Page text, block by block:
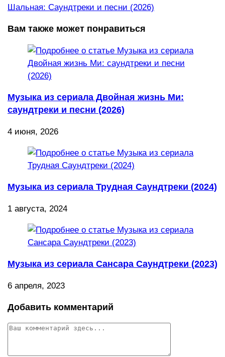
Шальная: Саундтреки и песни (2026)
Вам также может понравиться
Музыка из сериала Двойная жизнь Ми:
саундтреки и песни (2026)
4 июня, 2026
Музыка из сериала Трудная Саундтреки (2024)
1 августа, 2024
Музыка из сериала Сансара Саундтреки (2023)
6 апреля, 2023
Добавить комментарий
Комментарий